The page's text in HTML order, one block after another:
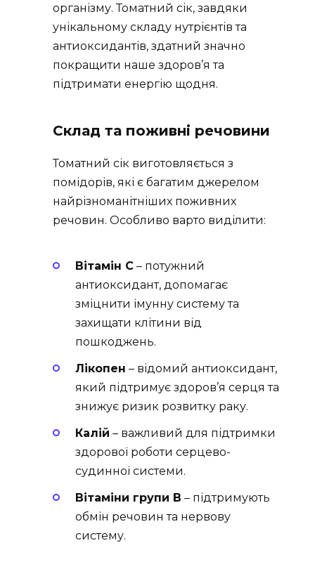
організму. Томатний сік, завдяки
унікальному складу нутрієнтів та
антиоксидантів, здатний значно
покращити наше здоров’я та
підтримати енергію щодня.
Склад та поживні речовини
Томатний сік виготовляється з
помідорів, які є багатим джерелом
найрізноманітніших поживних
речовин. Особливо варто виділити:
Вітамін C – потужний
антиоксидант, допомагає
зміцнити імунну систему та
захищати клітини від
пошкоджень.
Лікопен – відомий антиоксидант,
який підтримує здоров’я серця та
знижує ризик розвитку раку.
Калій – важливий для підтримки
здорової роботи серцево-
судинної системи.
Вітаміни групи B – підтримують
обмін речовин та нервову
систему.